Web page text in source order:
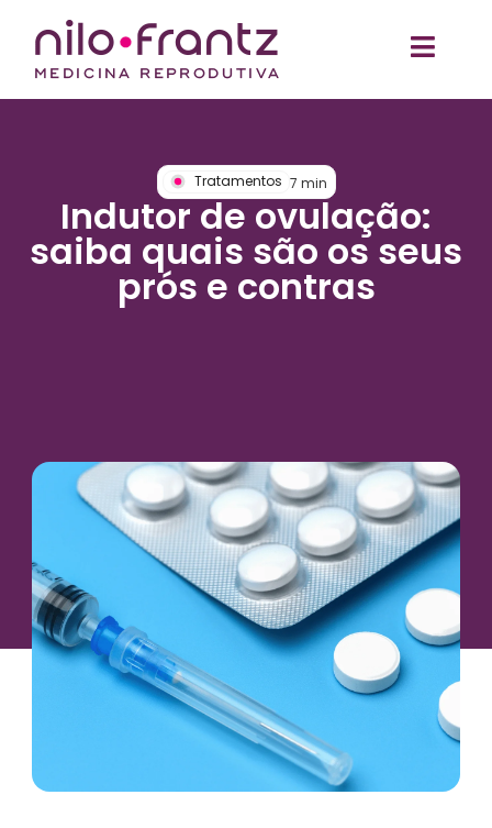
Tratamentos 7 min
Indutor de ovulação:
saiba quais são os seus
prós e contras